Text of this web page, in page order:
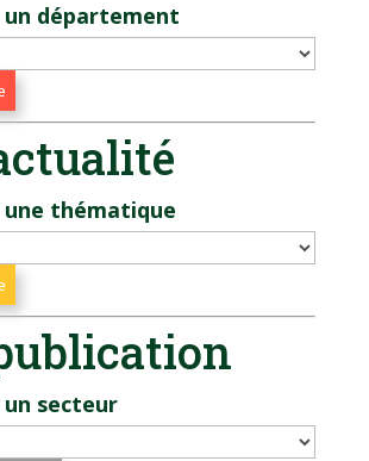
un département
une thématique
un secteur